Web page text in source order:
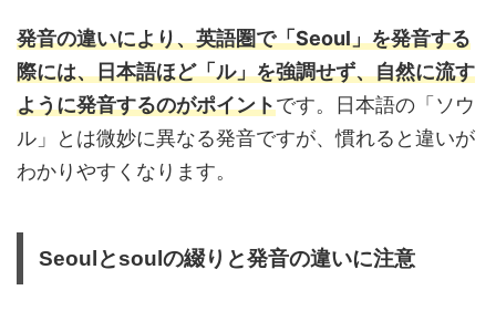
発音の違いにより、英語圏で「Seoul」を発音する
際には、日本語ほど「ル」を強調せず、自然に流す
ように発音するのがポイントです。日本語の「ソウ
ル」とは微妙に異なる発音ですが、慣れると違いが
わかりやすくなります。
Seoulとsoulの綴りと発音の違いに注意